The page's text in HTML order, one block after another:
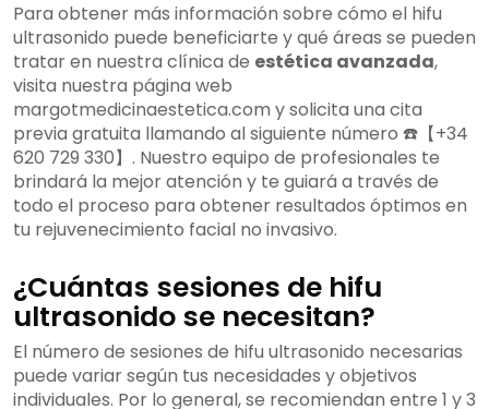
Para obtener más información sobre cómo el hifu
ultrasonido puede beneficiarte y qué áreas se pueden
tratar en nuestra clínica de estética avanzada,
visita nuestra página web
margotmedicinaestetica.com y solicita una cita
previa gratuita llamando al siguiente número ☎️【+34
620 729 330】. Nuestro equipo de profesionales te
brindará la mejor atención y te guiará a través de
todo el proceso para obtener resultados óptimos en
tu rejuvenecimiento facial no invasivo.
¿Cuántas sesiones de hifu
ultrasonido se necesitan?
El número de sesiones de hifu ultrasonido necesarias
puede variar según tus necesidades y objetivos
individuales. Por lo general, se recomiendan entre 1 y 3